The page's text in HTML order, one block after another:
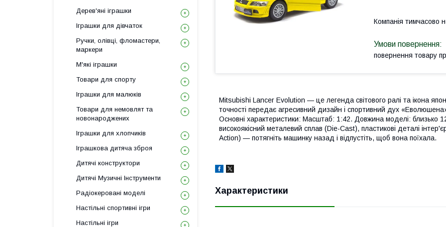
Компанія тимчасово
повернення товару
Mitsubishi Lancer Evolution — це легенда світового ралі та ікона
точності передає агресивний дизайн і спортивний дух
Основні характеристики: Масштаб: 1:42. Довжина моделі: близько
високоякісний металевий сплав (Die-Cast), пластикові деталі
Action) — потягніть машинку назад і відпустіть, щоб вона поїхала.
Характеристики
Дерев'яні іграшки
Іграшки для дівчаток
Ручки, олівці, фломастери,
маркери
М'які іграшки
Товари для спорту
Іграшки для малюків
Товари для немовлят та
новонароджених
Іграшки для хлопчиків
Іграшкова дитяча зброя
Дитячі конструктори
Дитячі Музичні Інструменти
Радіокеровані моделі
Настільні спортивні ігри
Настільні ігри